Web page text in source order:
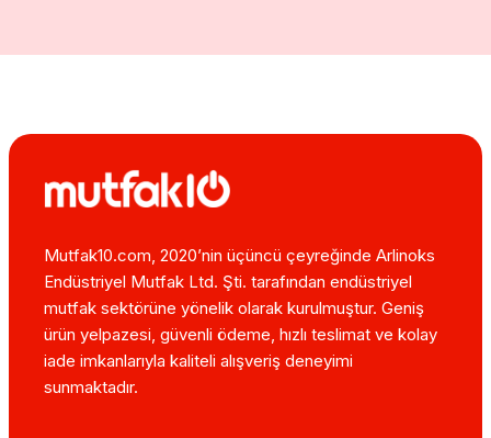
Mutfak10.com, 2020’nin üçüncü çeyreğinde Arlinoks
Endüstriyel Mutfak Ltd. Şti. tarafından endüstriyel
mutfak sektörüne yönelik olarak kurulmuştur. Geniş
ürün yelpazesi, güvenli ödeme, hızlı teslimat ve kolay
iade imkanlarıyla kaliteli alışveriş deneyimi
sunmaktadır.